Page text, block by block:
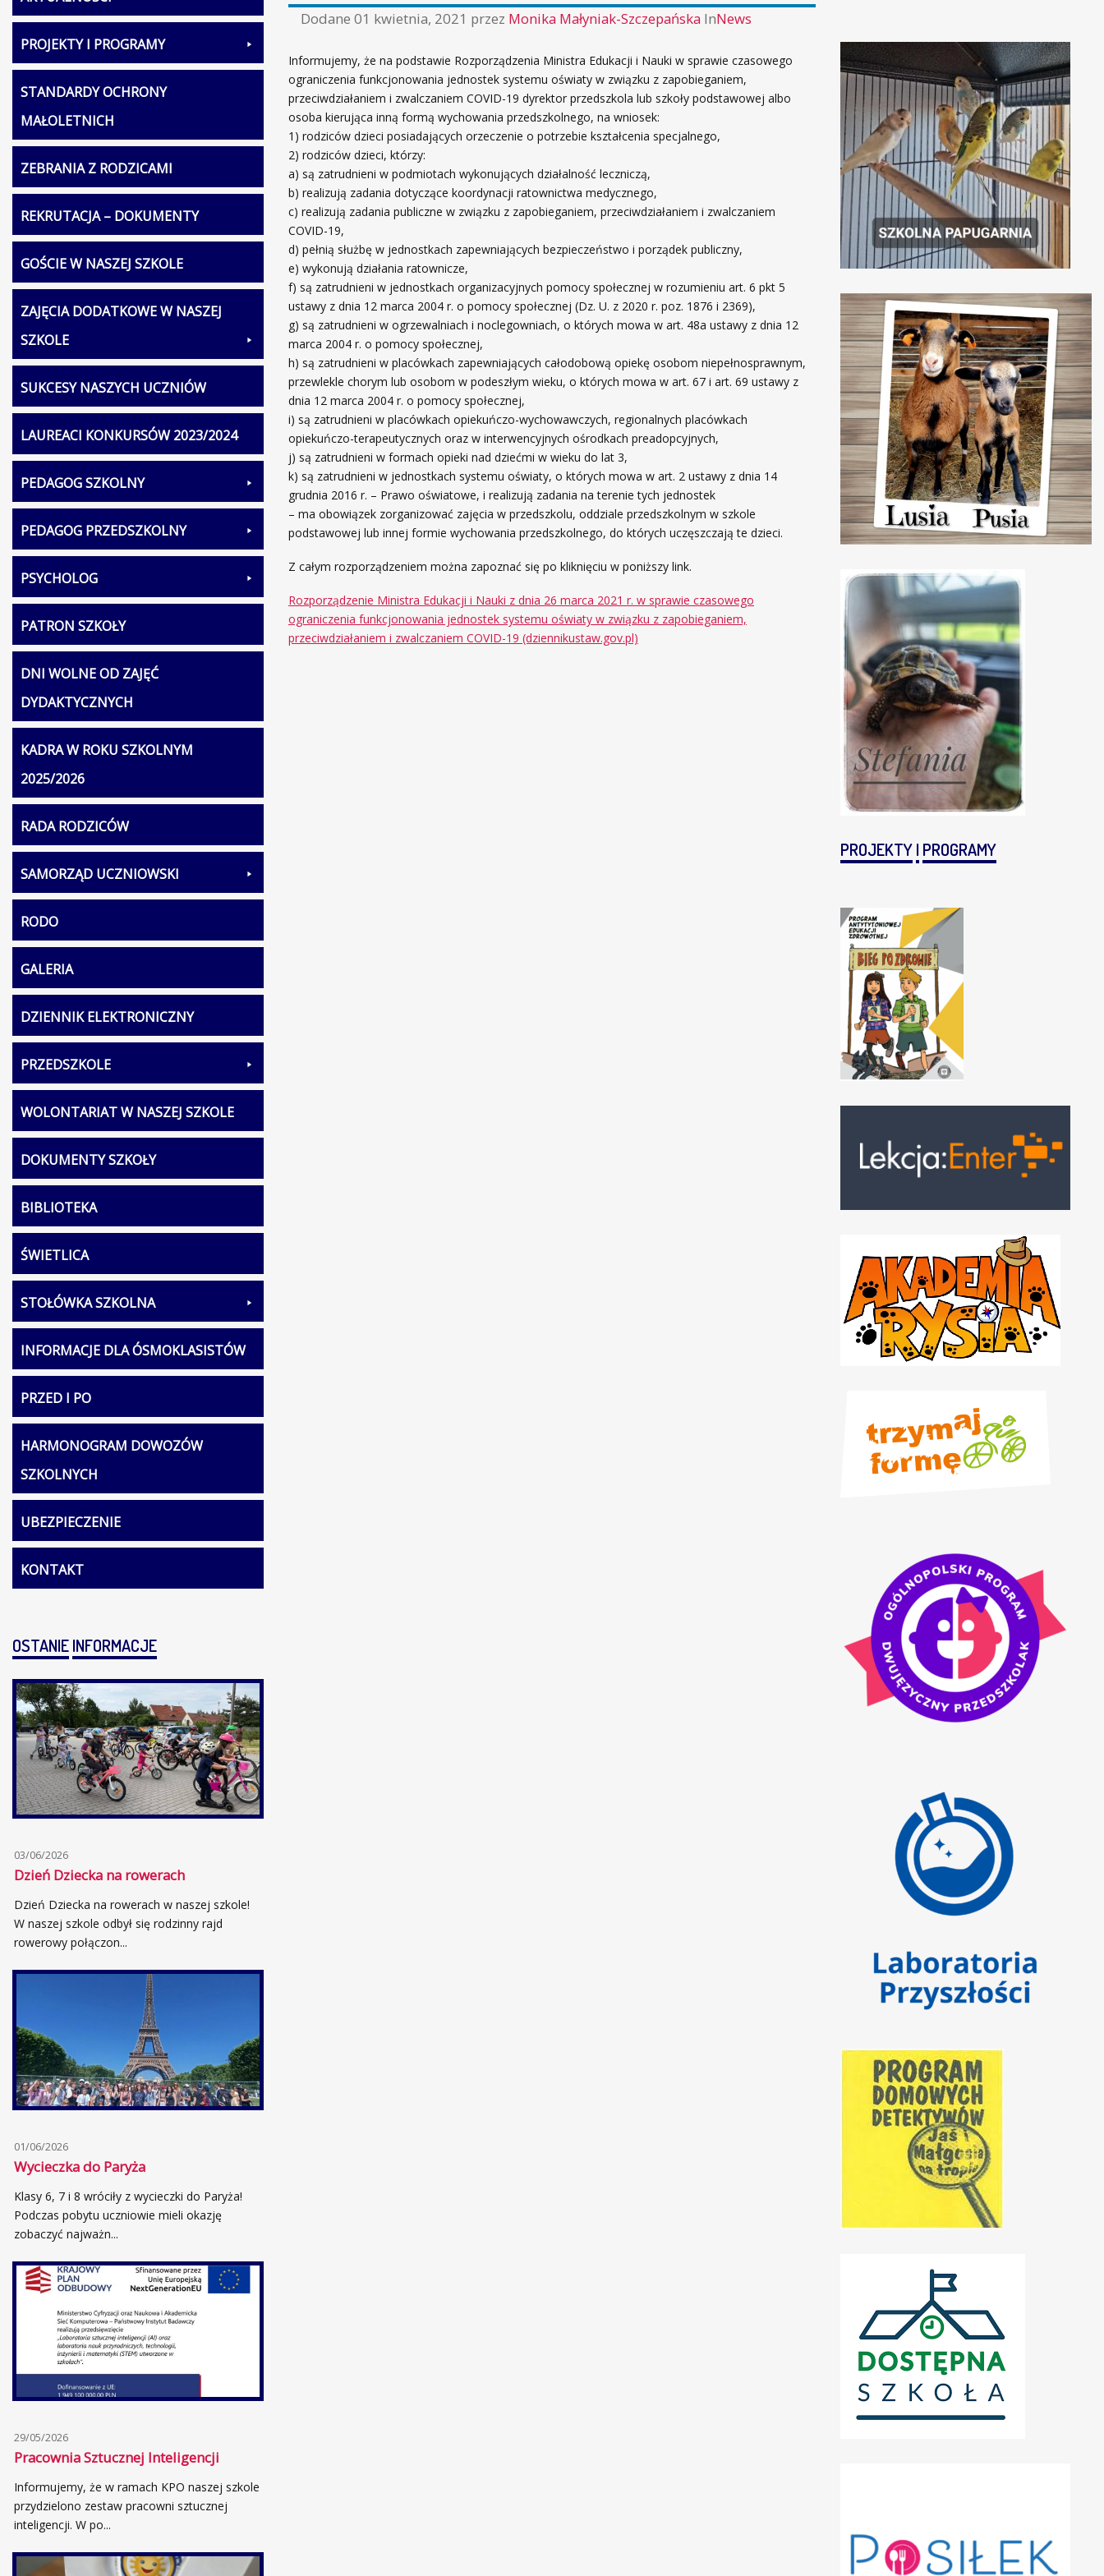
Dodane 01 kwietnia, 2021 przez Monika Małyniak-Szczepańska InNews
Informujemy, że na podstawie Rozporządzenia Ministra Edukacji i Nauki w sprawie czasowego
ograniczenia funkcjonowania jednostek systemu oświaty w związku z zapobieganiem,
przeciwdziałaniem i zwalczaniem COVID-19 dyrektor przedszkola lub szkoły podstawowej albo
osoba kierująca inną formą wychowania przedszkolnego, na wniosek:
1) rodziców dzieci posiadających orzeczenie o potrzebie kształcenia specjalnego,
2) rodziców dzieci, którzy:
a) są zatrudnieni w podmiotach wykonujących działalność leczniczą,
b) realizują zadania dotyczące koordynacji ratownictwa medycznego,
c) realizują zadania publiczne w związku z zapobieganiem, przeciwdziałaniem i zwalczaniem
COVID-19,
d) pełnią służbę w jednostkach zapewniających bezpieczeństwo i porządek publiczny,
e) wykonują działania ratownicze,
f) są zatrudnieni w jednostkach organizacyjnych pomocy społecznej w rozumieniu art. 6 pkt 5
ustawy z dnia 12 marca 2004 r. o pomocy społecznej (Dz. U. z 2020 r. poz. 1876 i 2369),
g) są zatrudnieni w ogrzewalniach i noclegowniach, o których mowa w art. 48a ustawy z dnia 12
marca 2004 r. o pomocy społecznej,
h) są zatrudnieni w placówkach zapewniających całodobową opiekę osobom niepełnosprawnym,
przewlekle chorym lub osobom w podeszłym wieku, o których mowa w art. 67 i art. 69 ustawy z
dnia 12 marca 2004 r. o pomocy społecznej,
i) są zatrudnieni w placówkach opiekuńczo-wychowawczych, regionalnych placówkach
opiekuńczo-terapeutycznych oraz w interwencyjnych ośrodkach preadopcyjnych,
j) są zatrudnieni w formach opieki nad dziećmi w wieku do lat 3,
k) są zatrudnieni w jednostkach systemu oświaty, o których mowa w art. 2 ustawy z dnia 14
grudnia 2016 r. – Prawo oświatowe, i realizują zadania na terenie tych jednostek
– ma obowiązek zorganizować zajęcia w przedszkolu, oddziale przedszkolnym w szkole
podstawowej lub innej formie wychowania przedszkolnego, do których uczęszczają te dzieci.
Z całym rozporządzeniem można zapoznać się po kliknięciu w poniższy link.
Rozporządzenie Ministra Edukacji i Nauki z dnia 26 marca 2021 r. w sprawie czasowego
ograniczenia funkcjonowania jednostek systemu oświaty w związku z zapobieganiem,
przeciwdziałaniem i zwalczaniem COVID-19 (dziennikustaw.gov.pl)
PROJEKTY I PROGRAMY
STANDARDY OCHRONY
MAŁOLETNICH
ZEBRANIA Z RODZICAMI
REKRUTACJA – DOKUMENTY
GOŚCIE W NASZEJ SZKOLE
ZAJĘCIA DODATKOWE W NASZEJ
SZKOLE
SUKCESY NASZYCH UCZNIÓW
LAUREACI KONKURSÓW 2023/2024
PEDAGOG SZKOLNY
PEDAGOG PRZEDSZKOLNY
PSYCHOLOG
PATRON SZKOŁY
DNI WOLNE OD ZAJĘĆ
DYDAKTYCZNYCH
KADRA W ROKU SZKOLNYM
2025/2026
RADA RODZICÓW
SAMORZĄD UCZNIOWSKI
RODO
GALERIA
DZIENNIK ELEKTRONICZNY
PRZEDSZKOLE
WOLONTARIAT W NASZEJ SZKOLE
DOKUMENTY SZKOŁY
BIBLIOTEKA
ŚWIETLICA
STOŁÓWKA SZKOLNA
INFORMACJE DLA ÓSMOKLASISTÓW
PRZED I PO
HARMONOGRAM DOWOZÓW
SZKOLNYCH
UBEZPIECZENIE
KONTAKT
OSTANIEINFORMACJE
03/06/2026
Dzień Dziecka na rowerach
Dzień Dziecka na rowerach w naszej szkole!
W naszej szkole odbył się rodzinny rajd
rowerowy połączon...
01/06/2026
Wycieczka do Paryża
Klasy 6, 7 i 8 wróciły z wycieczki do Paryża!
Podczas pobytu uczniowie mieli okazję
zobaczyć najważn...
29/05/2026
Pracownia Sztucznej Inteligencji
Informujemy, że w ramach KPO naszej szkole
przydzielono zestaw pracowni sztucznej
inteligencji. W po...
PROJEKTYIPROGRAMY